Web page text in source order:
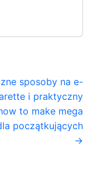
sposoby na e-
i praktyczny
to make mega
początkujących
→